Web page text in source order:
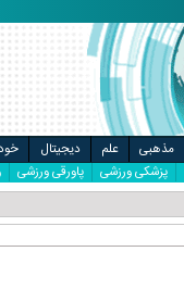
مذهبی علم دیجیتال
پزشکی ورزشی پاورقی ورزشی